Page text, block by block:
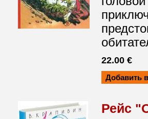
22.00 €
Рейс